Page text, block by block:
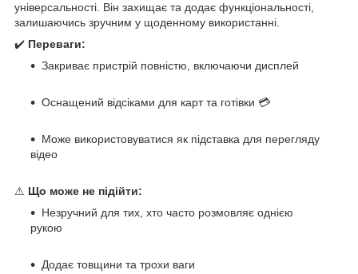
універсальності. Він захищає та додає функціональності,
залишаючись зручним у щоденному використанні.
✔️ Переваги:
Закриває пристрій повністю, включаючи дисплей
Оснащений відсіками для карт та готівки 💳
Може використовуватися як підставка для перегляду
відео
⚠ Що може не підійти:
Незручний для тих, хто часто розмовляє однією
рукою
Додає товщини та трохи ваги